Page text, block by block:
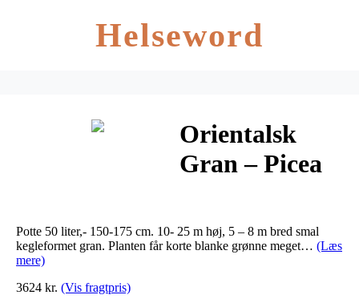
Helseword
Orientalsk
Gran – Picea
Potte 50 liter,- 150-175 cm. 10- 25 m høj, 5 – 8 m bred smal
kegleformet gran. Planten får korte blanke grønne meget… (Læs
mere)
3624 kr. (Vis fragtpris)